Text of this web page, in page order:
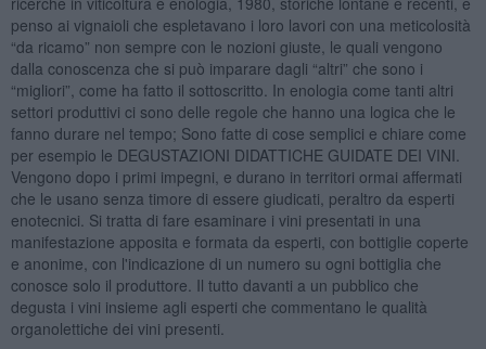
penso ai vignaioli che espletavano i loro lavori con una meticolosità
“da ricamo” non sempre con le nozioni giuste, le quali vengono
dalla conoscenza che si può imparare dagli “altri” che sono i
“migliori”, come ha fatto il sottoscritto. In enologia come tanti altri
settori produttivi ci sono delle regole che hanno una logica che le
fanno durare nel tempo; Sono fatte di cose semplici e chiare come
per esempio le DEGUSTAZIONI DIDATTICHE GUIDATE DEI VINI.
Vengono dopo i primi impegni, e durano in territori ormai affermati
che le usano senza timore di essere giudicati, peraltro da esperti
enotecnici. Si tratta di fare esaminare i vini presentati in una
manifestazione apposita e formata da esperti, con bottiglie coperte
e anonime, con l'indicazione di un numero su ogni bottiglia che
conosce solo il produttore. Il tutto davanti a un pubblico che
degusta i vini insieme agli esperti che commentano le qualità
organolettiche dei vini presenti.